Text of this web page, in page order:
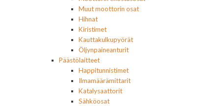
Muut moottorin osat
Hihnat
Kiristimet
Kauttakulkupyörät
Öljynpaineanturit
Päästölaitteet
Happitunnistimet
Ilmamäärämittarit
Katalysaattorit
Sähköosat